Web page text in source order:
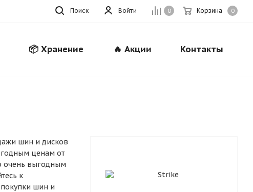
0 Корзина 0
Войти
Поиск
📦 Хранение 🔥 Акции Контакты
шин и дисков
ценам от
очень выгодным
к
шин и